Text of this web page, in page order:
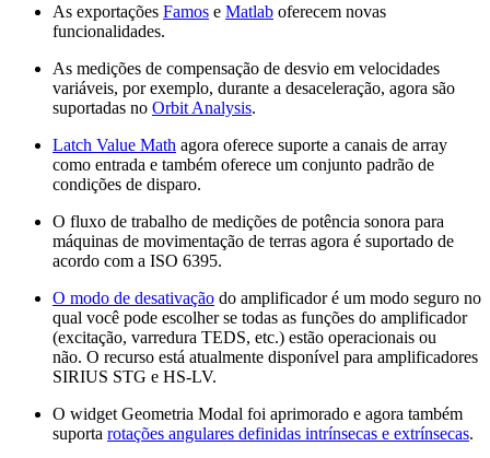
As exportações Famos e Matlab oferecem novas
funcionalidades.
As medições de compensação de desvio em velocidades
variáveis, por exemplo, durante a desaceleração, agora são
suportadas no Orbit Analysis.
Latch Value Math agora oferece suporte a canais de array
como entrada e também oferece um conjunto padrão de
condições de disparo.
O fluxo de trabalho de medições de potência sonora para
máquinas de movimentação de terras agora é suportado de
acordo com a ISO 6395.
O modo de desativação do amplificador é um modo seguro no
qual você pode escolher se todas as funções do amplificador
(excitação, varredura TEDS, etc.) estão operacionais ou
não. O recurso está atualmente disponível para amplificadores
SIRIUS STG e HS-LV.
O widget Geometria Modal foi aprimorado e agora também
suporta rotações angulares definidas intrínsecas e extrínsecas.